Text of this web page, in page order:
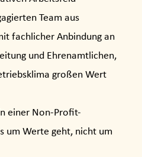
Team aus
fachlicher Anbindung an
und Ehrenamtlichen,
großen Wert
einer Non-Profit-
um Werte geht, nicht um